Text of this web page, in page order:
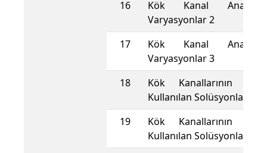
16
Kök Kanal
Varyasyonlar 2
17
Kök Kanal
Varyasyonlar 3
18
Kök Kanallarının
Kullanılan Solüsyonlar 1
19
Kök Kanallarının
Kullanılan Solüsyonlar 2